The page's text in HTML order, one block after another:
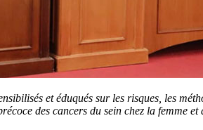
et éduqués sur les risques, les
des cancers du sein chez la femme et